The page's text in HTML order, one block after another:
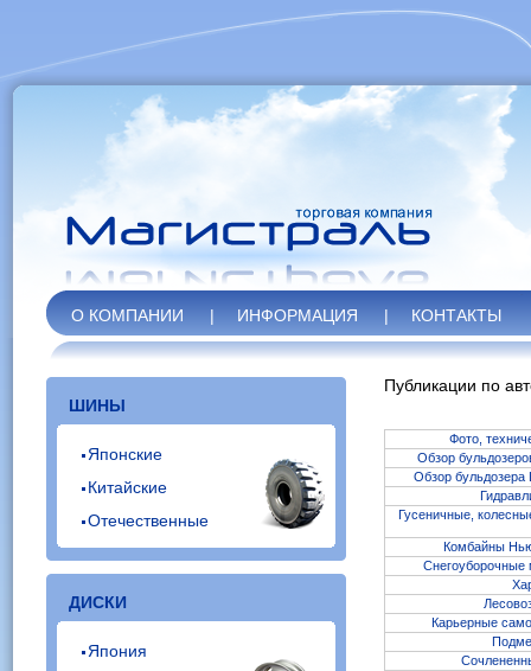
О КОМПАНИИ | ИНФОРМАЦИЯ | КОНТАКТЫ
ШИНЫ
Японские
Китайские
Отечественные
ДИСКИ
Япония
Публикации по
Фото,
Обзор
Обзор бульдозера
Гусеничные,
Комбайны Нью
Снегоуборочные
Карьерные